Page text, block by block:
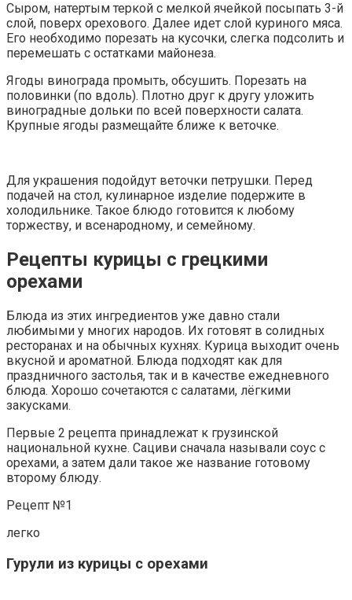
Сыром, натертым теркой с мелкой ячейкой посыпать 3-й
слой, поверх орехового. Далее идет слой куриного мяса.
Его необходимо порезать на кусочки, слегка подсолить и
перемешать с остатками майонеза.
Ягоды винограда промыть, обсушить. Порезать на
половинки (по вдоль). Плотно друг к другу уложить
виноградные дольки по всей поверхности салата.
Крупные ягоды размещайте ближе к веточке.
Для украшения подойдут веточки петрушки. Перед
подачей на стол, кулинарное изделие подержите в
холодильнике. Такое блюдо готовится к любому
торжеству, и всенародному, и семейному.
Рецепты курицы с грецкими
орехами
Блюда из этих ингредиентов уже давно стали
любимыми у многих народов. Их готовят в солидных
ресторанах и на обычных кухнях. Курица выходит очень
вкусной и ароматной. Блюда подходят как для
праздничного застолья, так и в качестве ежедневного
блюда. Хорошо сочетаются с салатами, лёгкими
закусками.
Первые 2 рецепта принадлежат к грузинской
национальной кухне. Сациви сначала называли соус с
орехами, а затем дали такое же название готовому
второму блюду.
Рецепт №1
легко
Гурули из курицы с орехами